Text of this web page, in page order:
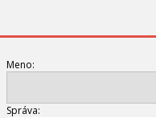
Meno:
Správa: